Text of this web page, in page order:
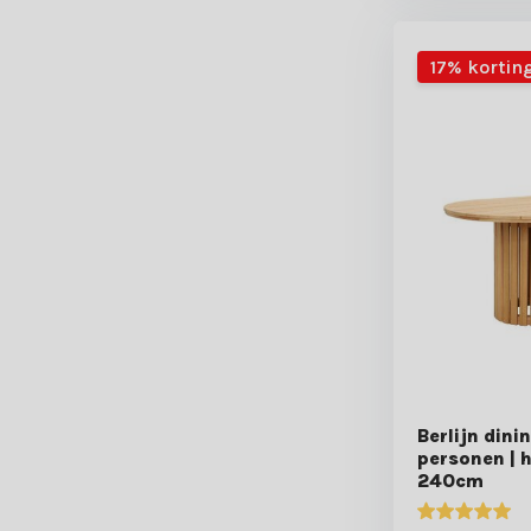
17%
Berlijn
personen |
240cm